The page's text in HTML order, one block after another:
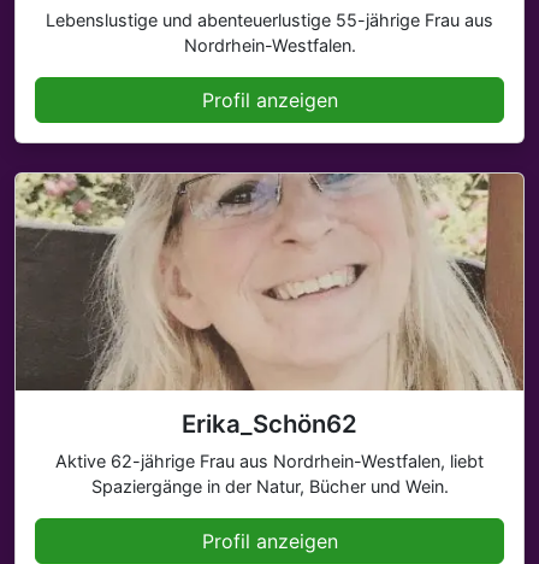
Lebenslustige und abenteuerlustige 55-jährige Frau aus
Nordrhein-Westfalen.
Profil anzeigen
Erika_Schön62
Aktive 62-jährige Frau aus Nordrhein-Westfalen, liebt
Spaziergänge in der Natur, Bücher und Wein.
Profil anzeigen